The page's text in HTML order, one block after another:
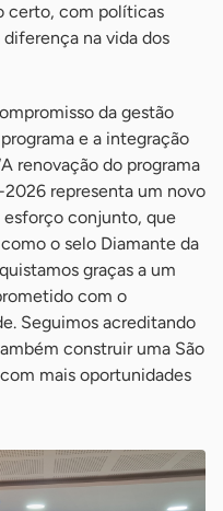
certo, com políticas
na vida dos
da gestão
e a integração
renovação do programa
representa um novo
esforço conjunto, que
o selo Diamante da
graças a um
com o
Seguimos acreditando
construir uma São
mais oportunidades